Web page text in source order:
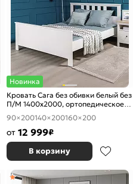
Новинка
Кровать Сага без обивки белый без
П/М 1400x2000, ортопедическое
основание, изголовье жесткое
90×200140×200160×200
от 12 999₽
В корзину